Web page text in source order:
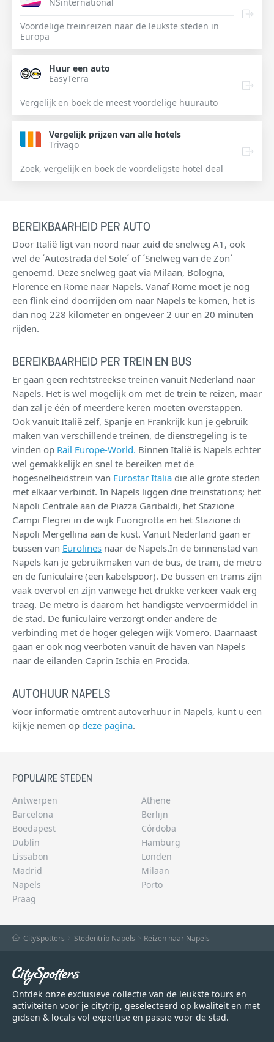
Voordelige treinreizen naar de leukste steden in
Europa
Huur een auto
EasyTerra
Vergelijk en boek de meest voordelige huurauto
Vergelijk prijzen van alle hotels
Trivago
Zoek, vergelijk en boek de voordeligste hotel deal
BEREIKBAARHEID PER AUTO
Door Italië ligt van noord naar zuid de snelweg A1, ook
wel de ´Autostrada del Sole´ of ´Snelweg van de Zon´
genoemd. Deze snelweg gaat via Milaan, Bologna,
Florence en Rome naar Napels. Vanaf Rome moet je nog
een flink eind doorrijden om naar Napels te komen, het is
dan nog 228 kilometer en ongeveer 2 uur en 20 minuten
rijden.
BEREIKBAARHEID PER TREIN EN BUS
Er gaan geen rechtstreekse treinen vanuit Nederland naar
Napels. Het is wel mogelijk om met de trein te reizen, maar
dan zal je één of meerdere keren moeten overstappen.
Ook vanuit Italië zelf, Spanje en Frankrijk kun je gebruik
maken van verschillende treinen, de dienstregeling is te
vinden op Rail Europe-World. Binnen Italië is Napels echter
wel gemakkelijk en snel te bereiken met de
hogesnelheidstrein van Eurostar Italia die alle grote steden
met elkaar verbindt. In Napels liggen drie treinstations; het
Napoli Centrale aan de Piazza Garibaldi, het Stazione
Campi Flegrei in de wijk Fuorigrotta en het Stazione di
Napoli Mergellina aan de kust. Vanuit Nederland gaan er
bussen van Eurolines naar de Napels.In de binnenstad van
Napels kan je gebruikmaken van de bus, de tram, de metro
en de funiculaire (een kabelspoor). De bussen en trams zijn
vaak overvol en zijn vanwege het drukke verkeer vaak erg
traag. De metro is daarom het handigste vervoermiddel in
de stad. De funiculaire verzorgt onder andere de
verbinding met de hoger gelegen wijk Vomero. Daarnaast
gaan er ook nog veerboten vanuit de haven van Napels
naar de eilanden Caprin Ischia en Procida.
AUTOHUUR NAPELS
Voor informatie omtrent autoverhuur in Napels, kunt u een
kijkje nemen op deze pagina.
POPULAIRE STEDEN
Antwerpen
Athene
Barcelona
Berlijn
Boedapest
Córdoba
Dublin
Hamburg
Lissabon
Londen
Madrid
Milaan
Napels
Porto
Praag
CitySpotters Stedentrip Napels Reizen naar Napels
Ontdek onze exclusieve collectie van de leukste tours en
activiteiten voor je citytrip, geselecteerd op kwaliteit en met
gidsen & locals vol expertise en passie voor de stad.